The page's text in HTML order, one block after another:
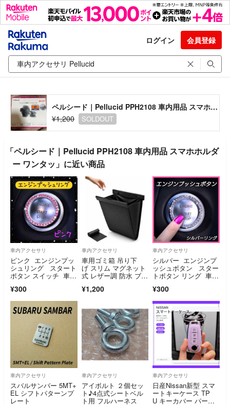
ログイン 会員登録
ペルシード｜Pellucid PPH2108 車内用品 スマホホルダー ワンタッ
¥1,200
SOLDOUT
「ペルシード｜Pellucid PPH2108 車内用品 スマホホルダ
ー ワンタッ」に近い商品
車内アクセサリ
ピンク エンジンプッ
シュリング スタート
ボタン スイッチ 車
¥300
車内アクセサリ
車用ゴミ箱 吊り下
げ スリム マグネット
式 レザー調 防水 ブラ
¥1,200
車内アクセサリ
シルバー エンジンプ
ッシュボタン スター
トボタン リング 車
¥300
車内アクセサリ
スバルサンバー 5MT+
EL シフトパターンプ
レート
車内アクセサリ
アイボルト ２個セッ
ト♪4点式シートベル
ト用 フルハーネス
車内アクセサリ
日産Nissan新型 スマ
ートキーケース TP
U キーカバー パープ